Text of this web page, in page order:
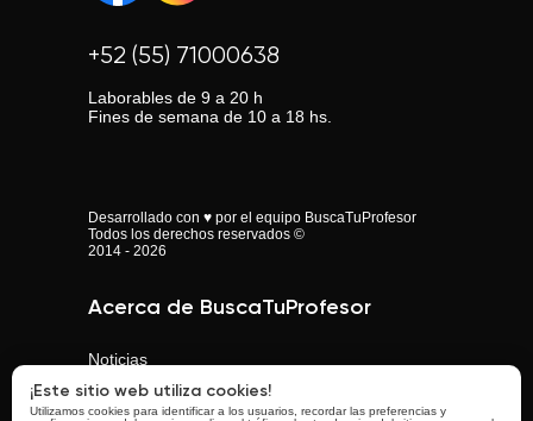
+52 (55) 71000638
Laborables de 9 a 20 h
Fines de semana de 10 a 18 hs.
Desarrollado con ♥ por el equipo BuscaTuProfesor
Todos los derechos reservados ©
2014 - 2026
Acerca de BuscaTuProfesor
Noticias
Aprende con BuscaTuProfesor
¡Este sitio web utiliza cookies!
Utilizamos cookies para identificar a los usuarios, recordar las preferencias y